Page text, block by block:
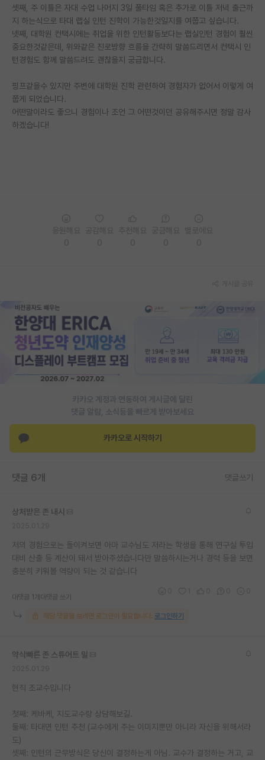
셋째, 주 이틀은 자대 수업 나머지 3일 풀타임 혹은 추가로 이틀 저녁 출근까
지 하는식으로 타대 랩실 인턴 진학이 가능한것일지를 여쭙고 싶습니다.
넷째, 대학원 컨택시에는 취업을 위한 인턴활동보다는 랩실인턴 경험이 훨씬
중요한것같은데, 위와같은 진로방향 흐름을 간략히 말씀드리면서 컨택시 인
턴경험도 함께 말씀드려도 괜찮을지 궁급합니다.
핑프같을수 있지만 주변에 대학원 진학 관련하여 경험자가 없어서 이렇게 여
쭙게 되었습니다.
어떤말이라도 좋으니 경험이나 조언 그 어떤것이던 공유해주시면 정말 감사
하겠습니다!
카카오 계정과 연동하여 게시글에 달린
댓글 알람, 소식등을 빠르게 받아보세요
카카오로 시작하기
댓글 6개 댓글쓰기
상처받은 존 내시
저의 경험으로는 돌이켜보면 아마 교수님도 저라는 학생을 통해 연구실 투입
대비 산출 등 계산이 돼서 받아주셨습니다만 말씀하시는거나 경력 등을 보면
충분히 키워볼 역량이 되는 것 같습니다
대댓글 1개 대댓글 쓰기
해당 댓글을 보려면 로그인이 필요합니다. 로그인하기
약삭빠른 존 스튜어트 밀
현직 조교수입니다
첫째: 케바케, 지도교수랑 상담해보길.
둘째: 타대면 인턴 추천 (교수에게 주는 이미지뿐만 아니라 자신을 위해서라
도)
셋째: 인턴의 근무방식은 당신이 결정하는게 아님. 교수가 결정하는 거고, 교